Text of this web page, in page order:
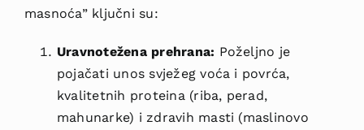
masnoća” ključni su:
Uravnotežena prehrana: Poželjno je
pojačati unos svježeg voća i povrća,
kvalitetnih proteina (riba, perad,
mahunarke) i zdravih masti (maslinovo